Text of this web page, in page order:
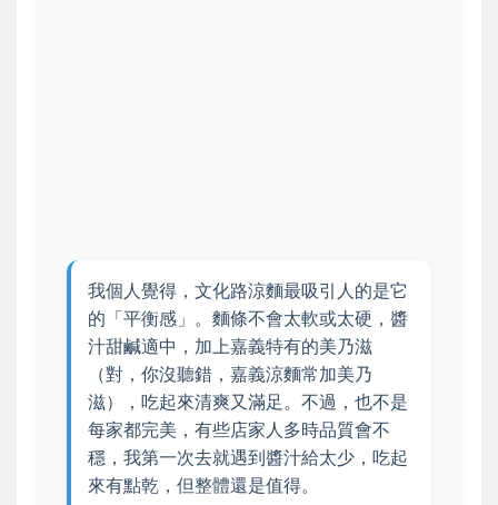
我個人覺得，文化路涼麵最吸引人的是它
的「平衡感」。麵條不會太軟或太硬，醬
汁甜鹹適中，加上嘉義特有的美乃滋
（對，你沒聽錯，嘉義涼麵常加美乃
滋），吃起來清爽又滿足。不過，也不是
每家都完美，有些店家人多時品質會不
穩，我第一次去就遇到醬汁給太少，吃起
來有點乾，但整體還是值得。